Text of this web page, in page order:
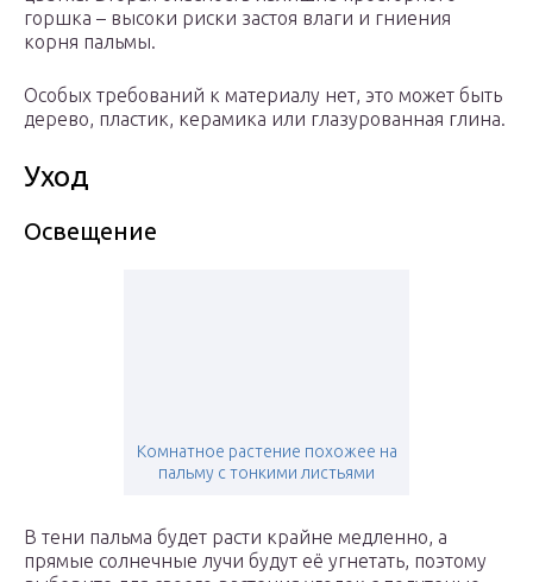
горшка – высоки риски застоя влаги и гниения
корня пальмы.
Особых требований к материалу нет, это может быть
дерево, пластик, керамика или глазурованная глина.
Уход
Освещение
Комнатное растение похожее на
пальму с тонкими листьями
В тени пальма будет расти крайне медленно, а
прямые солнечные лучи будут её угнетать, поэтому